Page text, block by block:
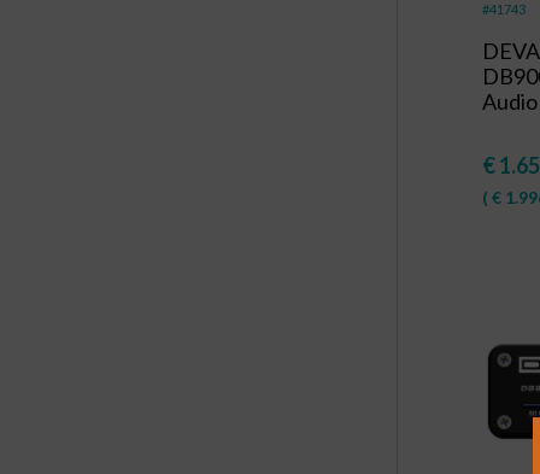
#41743
€
( €